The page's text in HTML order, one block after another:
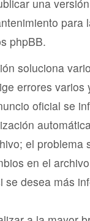
una
para
phpBB.
soluciona
errores varios
oficial se
el problema
en el archivo
se desea más